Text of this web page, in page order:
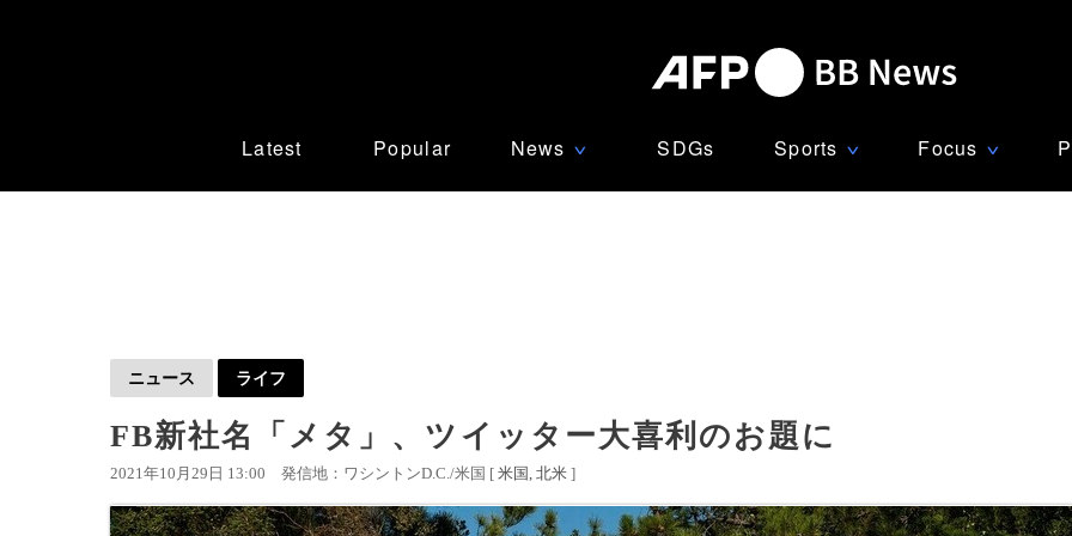
Latest Popular News ∨ SDGs Sports ∨ Focus ∨
ニュース ライフ
FB新社名「メタ」、ツイッター大喜利のお題に
2021年10月29日 13:00 発信地：ワシントンD.C./米国 [ 米国 北米 ]